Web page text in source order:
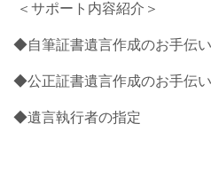
＜サポート内容紹介＞
◆自筆証書遺言作成のお手伝い
◆公正証書遺言作成のお手伝い
◆遺言執行者の指定